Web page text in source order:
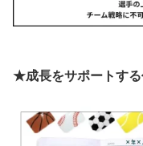
★成長をサポートする